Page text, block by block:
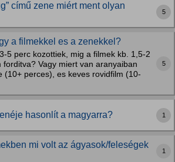
című zene miért ment olyan
5
a filmekkel es a zenekkel?
5 perc kozottiek, mig a filmek kb. 1,5-2
Vagy miert van aranyaiban
(10+ perces), es keves rovidfilm (10-
5
hasonlít a magyarra? 1
mi volt az ágyasok/feleségek
1